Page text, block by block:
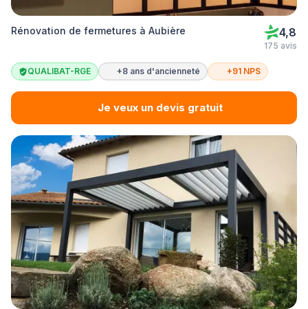
Rénovation de fermetures à Aubière 4,8
175 avis
QUALIBAT-RGE +8 ans d'ancienneté +91 NPS
Je veux un devis gratuit